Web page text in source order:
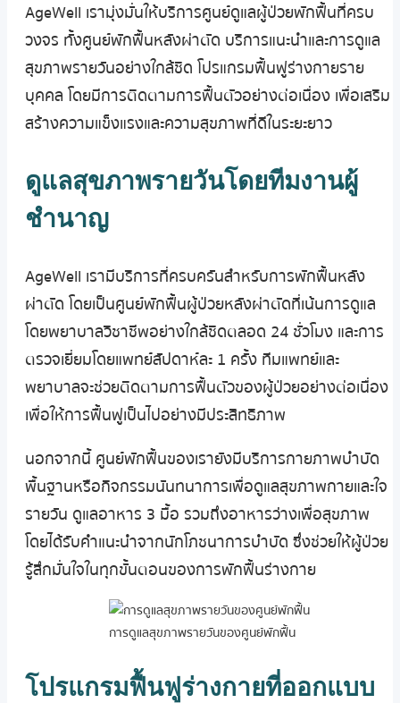
AgeWell เรามุ่งมั่นให้บริการศูนย์ดูแลผู้ป่วยพักฟื้นที่ครบ
วงจร ทั้งศูนย์พักฟื้นหลังผ่าตัด บริการแนะนำและการดูแล
สุขภาพรายวันอย่างใกล้ชิด โปรแกรมฟื้นฟูร่างกายราย
บุคคล โดยมีการติดตามการฟื้นตัวอย่างต่อเนื่อง เพื่อเสริม
สร้างความแข็งแรงและความสุขภาพที่ดีในระยะยาว
ดูแลสุขภาพรายวันโดยทีมงานผู้
ชำนาญ
AgeWell เรามีบริการที่ครบครันสำหรับการพักฟื้นหลัง
ผ่าตัด โดยเป็นศูนย์พักฟื้นผู้ป่วยหลังผ่าตัดที่เน้นการดูแล
โดยพยาบาลวิชาชีพอย่างใกล้ชิดตลอด 24 ชั่วโมง และการ
ตรวจเยี่ยมโดยแพทย์สัปดาห์ละ 1 ครั้ง ทีมแพทย์และ
พยาบาลจะช่วยติดตามการฟื้นตัวของผู้ป่วยอย่างต่อเนื่อง
เพื่อให้การฟื้นฟูเป็นไปอย่างมีประสิทธิภาพ
นอกจากนี้ ศูนย์พักฟื้นของเรายังมีบริการกายภาพบำบัด
พื้นฐานหรือกิจกรรมนันทนาการเพื่อดูแลสุขภาพกายและใจ
รายวัน ดูแลอาหาร 3 มื้อ รวมถึงอาหารว่างเพื่อสุขภาพ
โดยได้รับคำแนะนำจากนักโภชนาการบำบัด ซึ่งช่วยให้ผู้ป่วย
รู้สึกมั่นใจในทุกขั้นตอนของการพักฟื้นร่างกาย
การดูแลสุขภาพรายวันของศูนย์พักฟื้น
โปรแกรมฟื้นฟูร่างกายที่ออกแบบ